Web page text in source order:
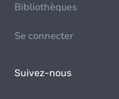
Bibliothèques
Se connecter
Suivez-nous